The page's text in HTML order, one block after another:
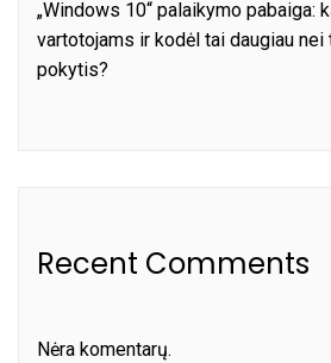
„Windows 10“ palaikymo pabaiga:
vartotojams ir kodėl tai daugiau nei
pokytis?
Recent Comments
Nėra komentarų.